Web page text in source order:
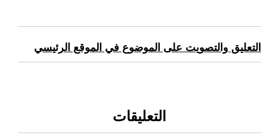
التعليق والتصويت على الموضوع في الموقع الرئيسي
التعليقات